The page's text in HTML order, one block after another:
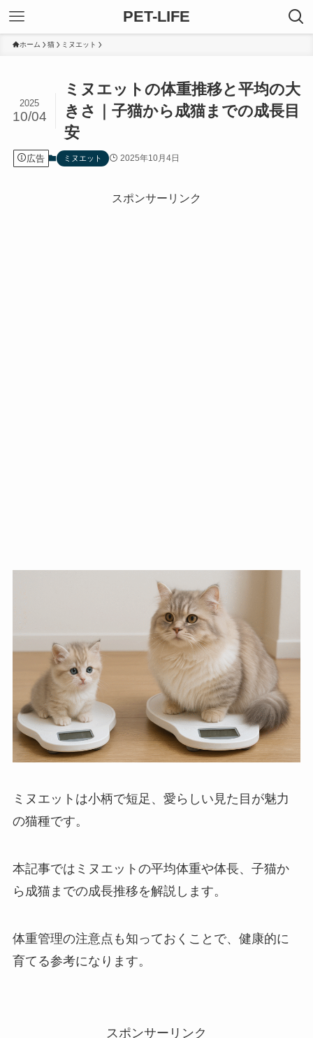
PET-LIFE
ホーム 猫 ミヌエット
ミヌエットの体重推移と平均の大
きさ｜子猫から成猫までの成長目
安
2025
10/04
広告 ミヌエット 2025年10月4日
スポンサーリンク
ミヌエットは小柄で短足、愛らしい見た目が魅力
の猫種です。
本記事ではミヌエットの平均体重や体長、子猫か
ら成猫までの成長推移を解説します。
体重管理の注意点も知っておくことで、健康的に
育てる参考になります。
スポンサーリンク